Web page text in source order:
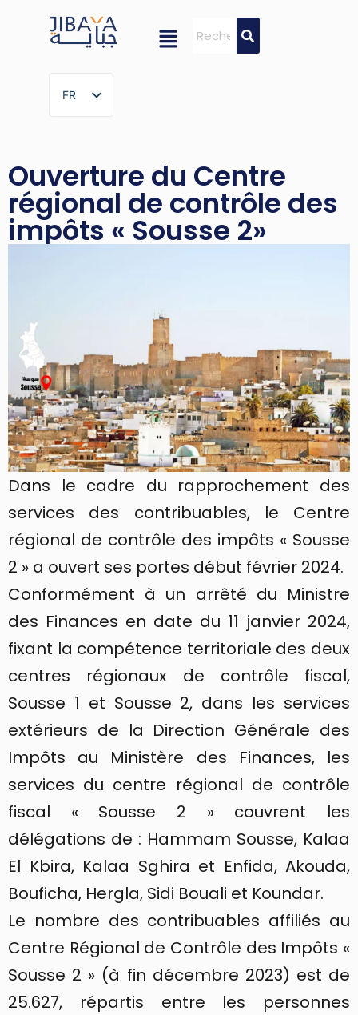
FR
FR
Ouverture du Centre
régional de contrôle des
impôts « Sousse 2»
Dans le cadre du rapprochement des
services des contribuables, le Centre
régional de contrôle des impôts « Sousse
2 » a ouvert ses portes début février 2024.
Conformément à un arrêté du Ministre
des Finances en date du 11 janvier 2024,
fixant la compétence territoriale des deux
centres régionaux de contrôle fiscal,
Sousse 1 et Sousse 2, dans les services
extérieurs de la Direction Générale des
Impôts au Ministère des Finances, les
services du centre régional de contrôle
fiscal « Sousse 2 » couvrent les
délégations de : Hammam Sousse, Kalaa
El Kbira, Kalaa Sghira et Enfida, Akouda,
Bouficha, Hergla, Sidi Bouali et Koundar.
Le nombre des contribuables affiliés au
Centre Régional de Contrôle des Impôts «
Sousse 2 » (à fin décembre 2023) est de
25.627, répartis entre les personnes